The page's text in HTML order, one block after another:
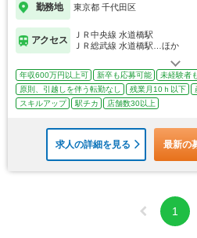
勤務地 東京都 千代田区
アクセス
ＪＲ中央線 水道橋駅
ＪＲ総武線 水道橋駅…ほか
年収600万円以上可 新卒も応募可能
未経験者
原則、引越しを伴う転勤なし
残業月10ｈ以下
スキルアップ
駅チカ 店舗数30以上
求人の詳細を見る 最新の
1